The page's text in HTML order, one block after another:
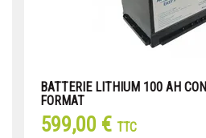
BATTERIE LITHIUM 100 AH
FORMAT
599,00 € TTC